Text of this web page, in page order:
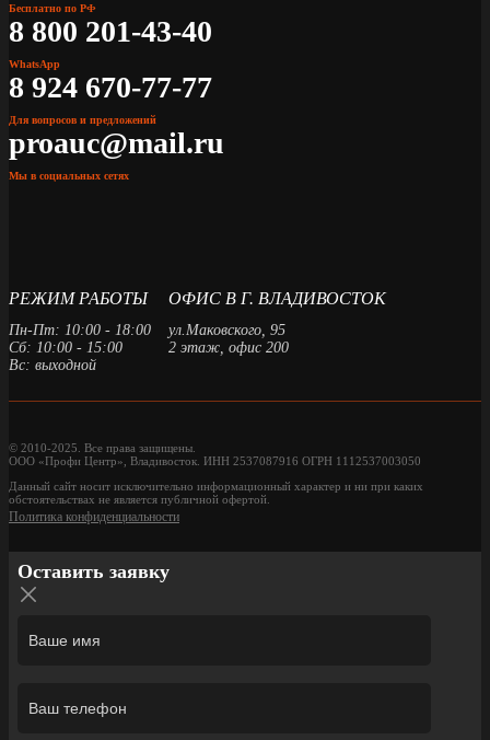
Бесплатно по РФ
8 800 201-43-40
WhatsApp
8 924 670-77-77
Для вопросов и предложений
proauc@mail.ru
Мы в социальных сетях
РЕЖИМ РАБОТЫ
Пн-Пт: 10:00 - 18:00
Сб: 10:00 - 15:00
Вс: выходной
ОФИС В Г. ВЛАДИВОСТОК
ул.Маковского, 95
2 этаж, офис 200
© 2010-2025. Все права защищены.
ООО «Профи Центр», Владивосток. ИНН 2537087916 ОГРН 1112537003050
Данный сайт носит исключительно информационный характер и ни при каких
обстоятельствах не является публичной офертой.
Политика конфиденциальности
Оставить заявку